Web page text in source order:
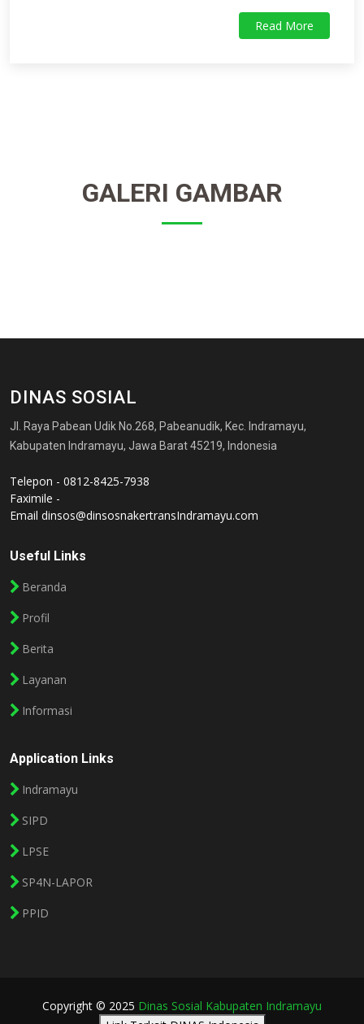
Read More
GALERI GAMBAR
DINAS SOSIAL
Jl. Raya Pabean Udik No.268, Pabeanudik, Kec. Indramayu,
Kabupaten Indramayu, Jawa Barat 45219, Indonesia
Telepon - 0812-8425-7938
Faximile -
Email dinsos@dinsosnakertransIndramayu.com
Useful Links
Beranda
Profil
Berita
Layanan
Informasi
Application Links
Indramayu
SIPD
LPSE
SP4N-LAPOR
PPID
Copyright © 2025 Dinas Sosial Kabupaten Indramayu